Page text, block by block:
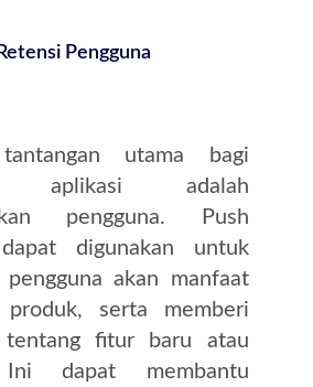
Pengguna
utama bagi
aplikasi adalah
pengguna. Push
digunakan untuk
pengguna akan manfaat
serta memberi
tentang fitur baru atau
Ini dapat membantu